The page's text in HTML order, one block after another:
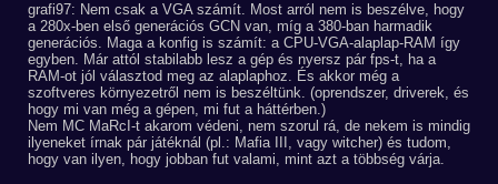
grafi97: Nem csak a VGA számít. Most arról nem is beszélve, hogy
a 280x-ben első generációs GCN van, míg a 380-ban harmadik
generációs. Maga a konfig is számít: a CPU-VGA-alaplap-RAM így
egyben. Már attól stabilabb lesz a gép és nyersz pár fps-t, ha a
RAM-ot jól választod meg az alaplaphoz. És akkor még a
szoftveres környezetről nem is beszéltünk. (oprendszer, driverek, és
hogy mi van még a gépen, mi fut a háttérben.)
Nem MC MaRcI-t akarom védeni, nem szorul rá, de nekem is mindig
ilyeneket írnak pár játéknál (pl.: Mafia III, vagy witcher) és tudom,
hogy van ilyen, hogy jobban fut valami, mint azt a többség várja.